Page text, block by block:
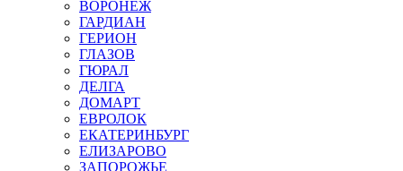
ВОРОНЕЖ
ГАРДИАН
ГЕРИОН
ГЛАЗОВ
ГЮРАЛ
ДЕЛГА
ДОМАРТ
ЕВРОЛОК
ЕКАТЕРИНБУРГ
ЕЛИЗАРОВО
ЗАПОРОЖЬЕ